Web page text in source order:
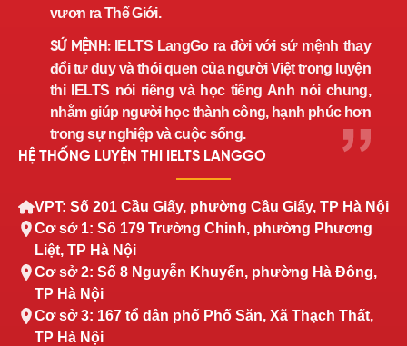
vươn ra Thế Giới.
SỨ MỆNH:IELTS LangGo ra đời với sứ mệnh thay
đổi tư duy và thói quen của người Việt trong luyện
thi IELTS nói riêng và học tiếng Anh nói chung,
nhằm giúp người học thành công, hạnh phúc hơn
trong sự nghiệp và cuộc sống.
HỆ THỐNG LUYỆN THI IELTS LANGGO
VPT: Số 201 Cầu Giấy, phường Cầu Giấy, TP Hà Nội
Cơ sở 1: Số 179 Trường Chinh, phường Phương
Liệt, TP Hà Nội
Cơ sở 2: Số 8 Nguyễn Khuyến, phường Hà Đông,
TP Hà Nội
Cơ sở 3: 167 tổ dân phố Phố Săn, Xã Thạch Thất,
TP Hà Nội